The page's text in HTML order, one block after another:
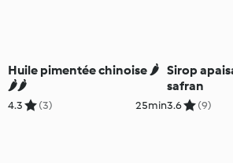
Huile pimentée chinoise 🌶️
🌶️🌶️
4.3 (3) 25min
Sirop
safran
3.6 (9)